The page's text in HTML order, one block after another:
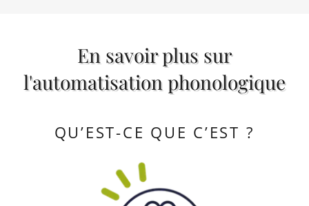
En savoir plus sur
l'automatisation phonologique
QU’EST-CE QUE C’EST ?